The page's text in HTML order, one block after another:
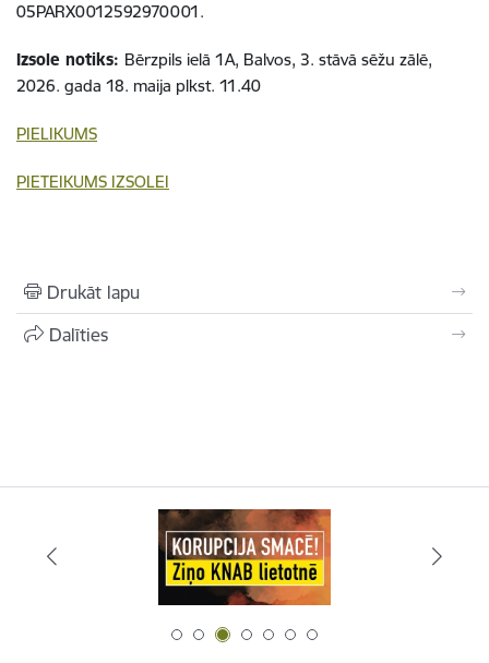
05PARX0012592970001.
Izsole notiks: Bērzpils ielā 1A, Balvos, 3. stāvā sēžu zālē,
2026. gada 18. maija plkst. 11.40
PIELIKUMS
PIETEIKUMS IZSOLEI
Drukāt lapu
Dalīties